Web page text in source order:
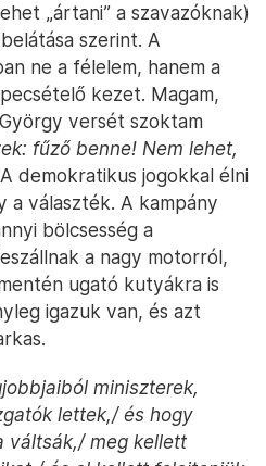
„ártani” a szavazóknak)
szerint. A
ne a félelem, hanem a
kezet. Magam,
versét szoktam
fűző benne! Nem lehet,
A demokratikus jogokkal élni
a választék. A kampány
bölcsesség a
a nagy motorról,
ugató kutyákra is
igazuk van, és azt
miniszterek,
lettek,/ és hogy
váltsák,/ meg kellett